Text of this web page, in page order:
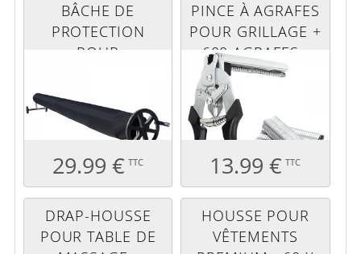
BÂCHE DE
PROTECTION
POUR
PISCINE - 6.80 M -
NOIR
29.99 € TTC
PINCE À AGRAFES
POUR GRILLAGE +
600 AGRAFES -
GRIS
13.99 € TTC
DRAP-HOUSSE
POUR TABLE DE
HOUSSE POUR
VÊTEMENTS